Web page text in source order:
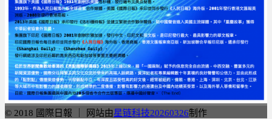
© 2018 國際日報 ｜ 网站由星链科技20260326制作